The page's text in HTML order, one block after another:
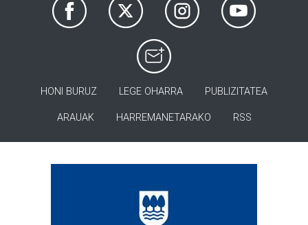
HONI BURUZ LEGE OHARRA PUBLIZITATEA
ARAUAK HARREMANETARAKO RSS